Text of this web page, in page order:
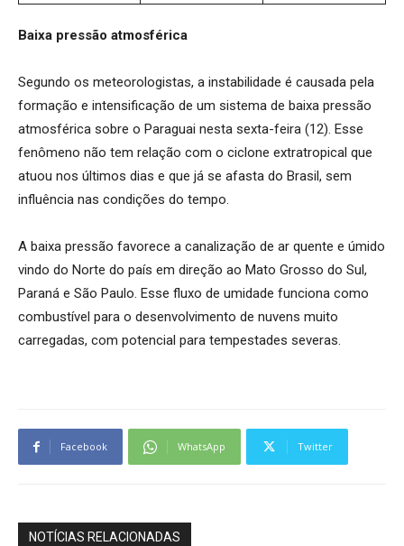
Baixa pressão atmosférica
Segundo os meteorologistas, a instabilidade é causada pela
formação e intensificação de um sistema de baixa pressão
atmosférica sobre o Paraguai nesta sexta-feira (12). Esse
fenômeno não tem relação com o ciclone extratropical que
atuou nos últimos dias e que já se afasta do Brasil, sem
influência nas condições do tempo.
A baixa pressão favorece a canalização de ar quente e úmido
vindo do Norte do país em direção ao Mato Grosso do Sul,
Paraná e São Paulo. Esse fluxo de umidade funciona como
combustível para o desenvolvimento de nuvens muito
carregadas, com potencial para tempestades severas.
Facebook WhatsApp Twitter
NOTÍCIAS RELACIONADAS